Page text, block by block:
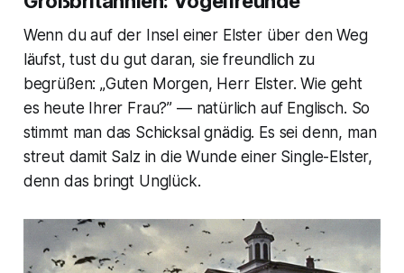
Wenn du auf der Insel einer Elster über den Weg
läufst, tust du gut daran, sie freundlich zu
begrüßen: „Guten Morgen, Herr Elster. Wie geht
es heute Ihrer Frau?” — natürlich auf Englisch. So
stimmt man das Schicksal gnädig. Es sei denn, man
streut damit Salz in die Wunde einer Single-Elster,
denn das bringt Unglück.